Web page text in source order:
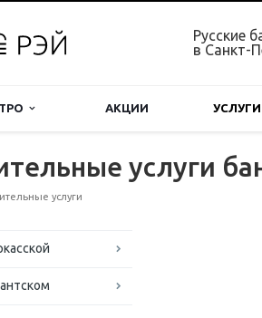
Русские
в Санкт-
АКЦИИ УСЛУГИ
услуги
услуги